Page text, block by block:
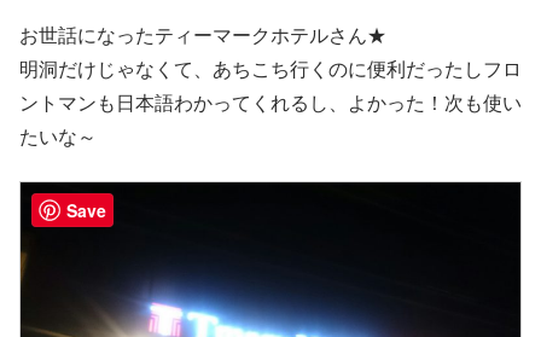
お世話になったティーマークホテルさん★
明洞だけじゃなくて、あちこち行くのに便利だったしフロ
ントマンも日本語わかってくれるし、よかった！次も使い
たいな～
Save